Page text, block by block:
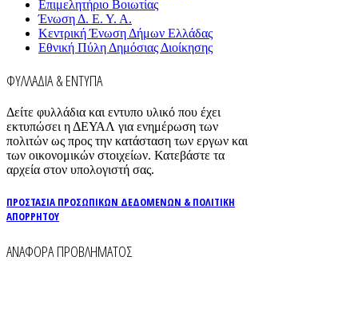
Επιμελητήριο Βοιωτίας
Ένωση Δ. Ε. Υ. Α.
Κεντρική Ένωση Δήμων Ελλάδας
Εθνική Πύλη Δημόσιας Διοίκησης
ΦΥΛΛΑΔΙΑ & ΕΝΤΥΠΑ
Δείτε φυλλάδια και εντυπο υλικό που έχει
εκτυπώσει η ΔΕΥΑΛ για ενημέρωση των
πολιτών ως προς την κατάσταση των εργων και
των οικονομικών στοιχείων. Κατεβάστε τα
αρχεία στον υπολογιστή σας.
ΠΡΟΣΤΑΣΙΑ ΠΡΟΣΩΠΙΚΩΝ ΔΕΔΟΜΕΝΩΝ & ΠΟΛΙΤΙΚΗ
ΑΠΟΡΡΗΤΟΥ
ΑΝΑΦΟΡΑ ΠΡΟΒΛΗΜΑΤΟΣ